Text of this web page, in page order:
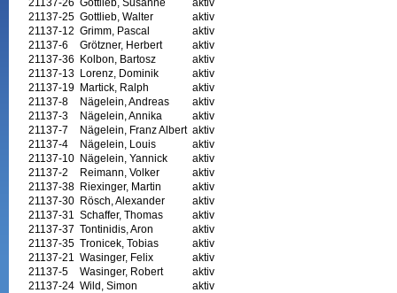
21137-25 Gottlieb, Walter
aktiv
21137-12 Grimm, Pascal
aktiv
21137-6
Grötzner, Herbert
aktiv
21137-36 Kolbon, Bartosz
aktiv
21137-13 Lorenz, Dominik
aktiv
21137-19 Martick, Ralph
aktiv
21137-8
Nägelein, Andreas
aktiv
21137-3
Nägelein, Annika
aktiv
21137-7
Nägelein, Franz Albert aktiv
21137-4
Nägelein, Louis
aktiv
21137-10 Nägelein, Yannick
aktiv
21137-2
Reimann, Volker
aktiv
21137-38 Riexinger, Martin
aktiv
21137-30 Rösch, Alexander
aktiv
21137-31
Schaffer, Thomas
aktiv
21137-37 Tontinidis, Aron
aktiv
21137-35 Tronicek, Tobias
aktiv
21137-21
Wasinger, Felix
aktiv
21137-5
Wasinger, Robert
aktiv
21137-24 Wild, Simon aktiv